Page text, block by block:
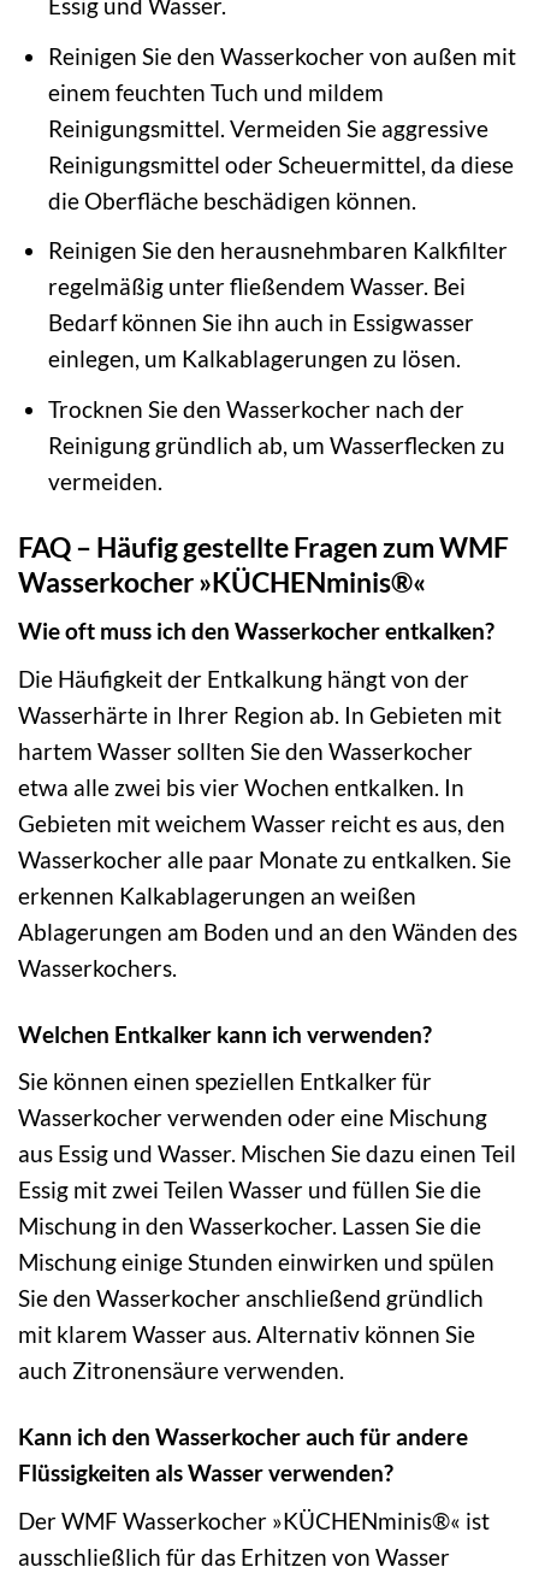
Essig und Wasser.
Reinigen Sie den Wasserkocher von außen mit
einem feuchten Tuch und mildem
Reinigungsmittel. Vermeiden Sie aggressive
Reinigungsmittel oder Scheuermittel, da diese
die Oberfläche beschädigen können.
Reinigen Sie den herausnehmbaren Kalkfilter
regelmäßig unter fließendem Wasser. Bei
Bedarf können Sie ihn auch in Essigwasser
einlegen, um Kalkablagerungen zu lösen.
Trocknen Sie den Wasserkocher nach der
Reinigung gründlich ab, um Wasserflecken zu
vermeiden.
FAQ – Häufig gestellte Fragen zum WMF
Wasserkocher »KÜCHENminis®«
Wie oft muss ich den Wasserkocher entkalken?
Die Häufigkeit der Entkalkung hängt von der
Wasserhärte in Ihrer Region ab. In Gebieten mit
hartem Wasser sollten Sie den Wasserkocher
etwa alle zwei bis vier Wochen entkalken. In
Gebieten mit weichem Wasser reicht es aus, den
Wasserkocher alle paar Monate zu entkalken. Sie
erkennen Kalkablagerungen an weißen
Ablagerungen am Boden und an den Wänden des
Wasserkochers.
Welchen Entkalker kann ich verwenden?
Sie können einen speziellen Entkalker für
Wasserkocher verwenden oder eine Mischung
aus Essig und Wasser. Mischen Sie dazu einen Teil
Essig mit zwei Teilen Wasser und füllen Sie die
Mischung in den Wasserkocher. Lassen Sie die
Mischung einige Stunden einwirken und spülen
Sie den Wasserkocher anschließend gründlich
mit klarem Wasser aus. Alternativ können Sie
auch Zitronensäure verwenden.
Kann ich den Wasserkocher auch für andere
Flüssigkeiten als Wasser verwenden?
Der WMF Wasserkocher »KÜCHENminis®« ist
ausschließlich für das Erhitzen von Wasser